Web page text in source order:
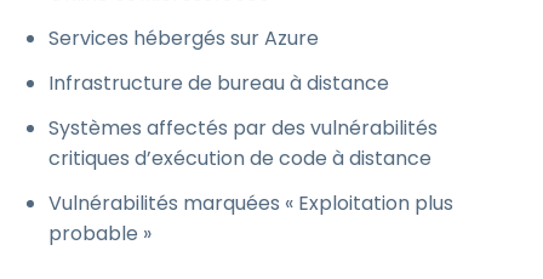
Services hébergés sur Azure
Infrastructure de bureau à distance
Systèmes affectés par des vulnérabilités
critiques d’exécution de code à distance
Vulnérabilités marquées « Exploitation plus
probable »